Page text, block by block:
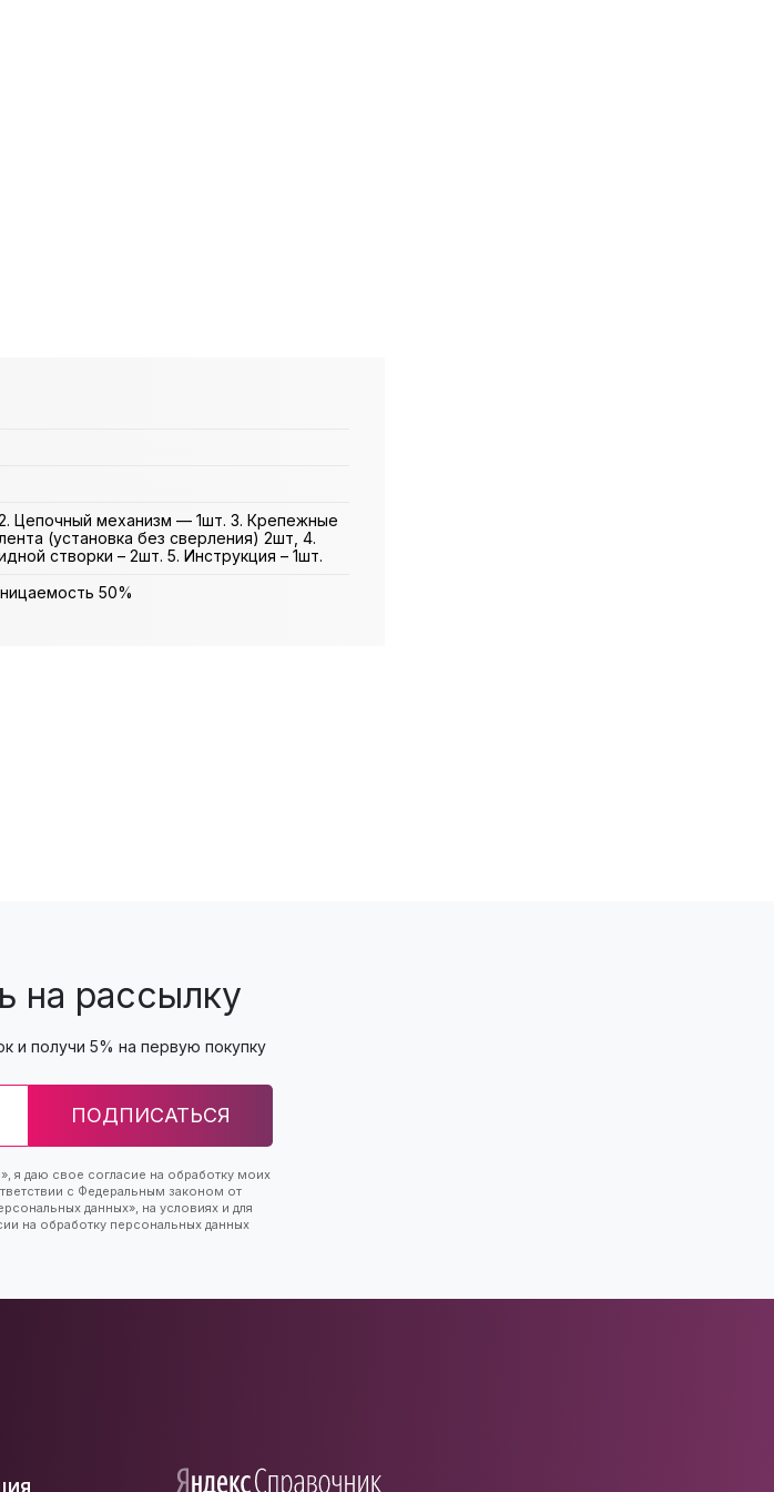
Цепочный механизм — 1шт. 3. Крепежные
(установка без сверления) 2шт, 4.
створки – 2шт. 5. Инструкция – 1шт.
50%
на рассылку
и получи 5% на первую покупку
ПОДПИСАТЬСЯ
я даю свое согласие на обработку моих
с Федеральным законом от
данных», на условиях и для
на обработку персональных данных